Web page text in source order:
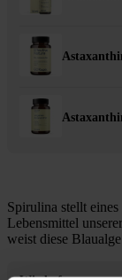
Spirulina stellt
Lebensmittel
weist diese